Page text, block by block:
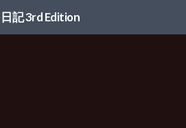
記 3rd Edition